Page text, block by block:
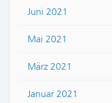
Juni 2021
Mai 2021
März 2021
Januar 2021